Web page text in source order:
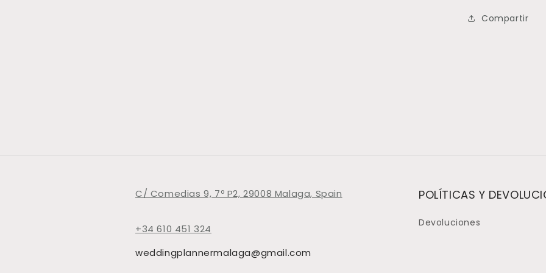
Compartir
C/ Comedias 9, 7º P2, 29008 Malaga, Spain
+34 610 451 324
weddingplannermalaga@gmail.com
POLÍTICAS Y
Devoluciones